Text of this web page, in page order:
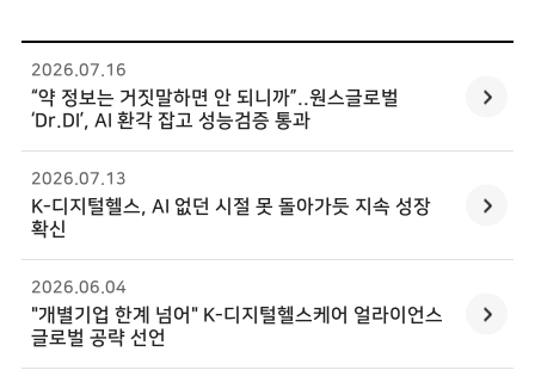
.16
2026.07
“약 정보는 거짓말하면 안 되니까”..원스글로벌
‘Dr.DI’, AI 환각 잡고 성능검증 통과
.13
2026.07
K-디지털헬스, AI 없던 시절 못 돌아가듯 지속 성장
확신
.04
2026.06
"개별기업 한계 넘어" K-디지털헬스케어 얼라이언스
글로벌 공략 선언